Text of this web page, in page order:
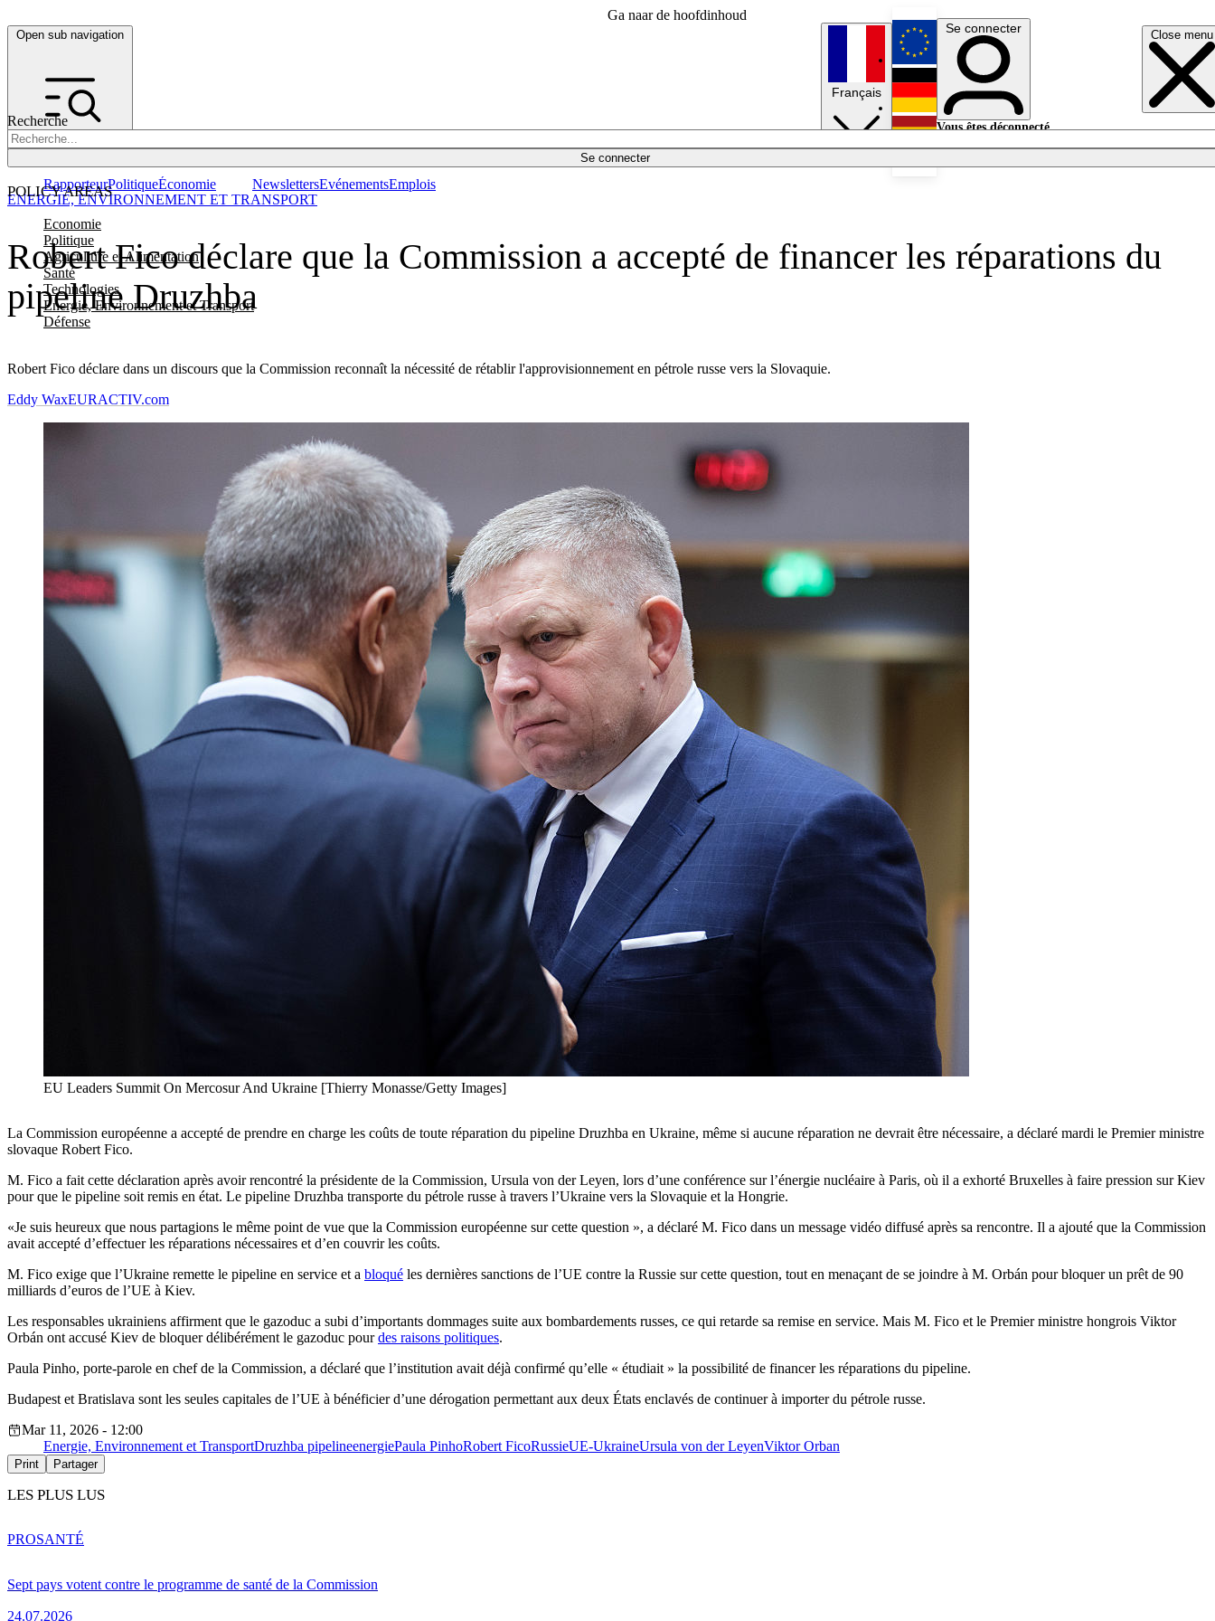
Ga naar de hoofdinhoud
Open sub navigation Close menu
Recherche
Se connecter
POLICY AREAS
Economie
Politique
Agriculture et Alimentation
Santé
Technologies
Energie, Environnement et Transport
Défense
RapporteurPolitiqueÉconomie NewslettersEvénementsEmplois
Français
English
Deutsch
Se connecter
Vous êtes déconnecté.
Robert Fico déclare que la Commission a accepté de financer les réparations du
pipeline Druzhba
Robert Fico déclare dans un discours que la Commission reconnaît la nécessité de rétablir l'approvisionnement en pétrole russe vers la Slovaquie.
ENERGIE, ENVIRONNEMENT ET TRANSPORT
Eddy WaxEURACTIV.com
EU Leaders Summit On Mercosur And Ukraine [Thierry Monasse/Getty Images]
La Commission européenne a accepté de prendre en charge les coûts de toute réparation du pipeline Druzhba en Ukraine, même si aucune réparation ne devrait être nécessaire, a déclaré mardi le Premier ministre
slovaque Robert Fico.
M. Fico a fait cette déclaration après avoir rencontré la présidente de la Commission, Ursula von der Leyen, lors d’une conférence sur l’énergie nucléaire à Paris, où il a exhorté Bruxelles à faire pression sur Kiev
pour que le pipeline soit remis en état. Le pipeline Druzhba transporte du pétrole russe à travers l’Ukraine vers la Slovaquie et la Hongrie.
«Je suis heureux que nous partagions le même point de vue que la Commission européenne sur cette question », a déclaré M. Fico dans un message vidéo diffusé après sa rencontre. Il a ajouté que la Commission
avait accepté d’effectuer les réparations nécessaires et d’en couvrir les coûts.
M. Fico exige que l’Ukraine remette le pipeline en service et a bloqué les dernières sanctions de l’UE contre la Russie sur cette question, tout en menaçant de se joindre à M. Orbán pour bloquer un prêt de 90
milliards d’euros de l’UE à Kiev.
Les responsables ukrainiens affirment que le gazoduc a subi d’importants dommages suite aux bombardements russes, ce qui retarde sa remise en service. Mais M. Fico et le Premier ministre hongrois Viktor
Orbán ont accusé Kiev de bloquer délibérément le gazoduc pourdes raisons politiques.
Paula Pinho, porte-parole en chef de la Commission, a déclaré que l’institution avait déjà confirmé qu’elle « étudiait » la possibilité de financer les réparations du pipeline.
Budapest et Bratislava sont les seules capitales de l’UE à bénéficier d’une dérogation permettant aux deux États enclavés de continuer à importer du pétrole russe.
Mar 11, 2026 - 12:00
Energie, Environnement et TransportDruzhba pipelineenergiePaula PinhoRobert FicoRussieUE-UkraineUrsula von der LeyenViktor Orban
Print Partager
LES PLUS LUS
Sept pays votent contre le programme de santé de la Commission
24.07.2026
PROSANTÉ